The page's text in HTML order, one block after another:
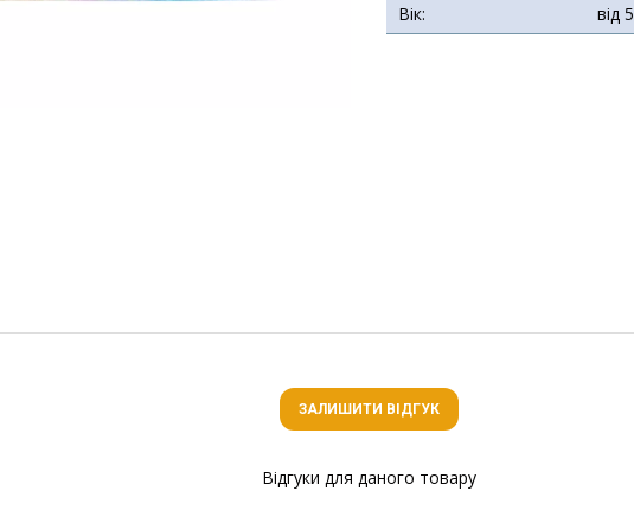
Вік:
від
ЗАЛИШИТИ ВІДГУК
Відгуки для даного товару